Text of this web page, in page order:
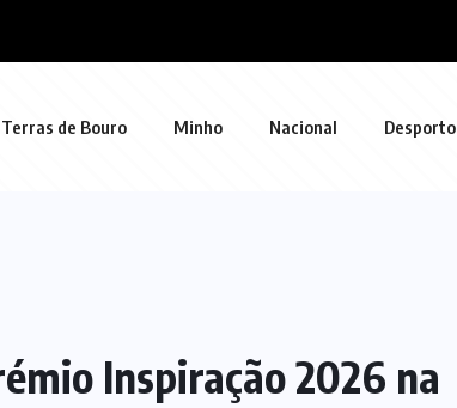
Terras de Bouro Minho Nacional Desporto
Inspiração 2026 na